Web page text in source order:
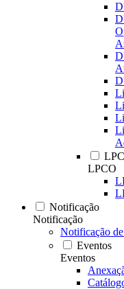
LPCO
Notificação
Notificação
Notificação
Eventos
Eventos